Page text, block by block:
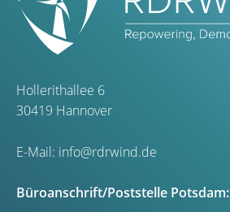
Hollerithallee 6
30419 Hannover
E-Mail: info@rdrwind.de
Büroanschrift/Poststelle Potsdam: